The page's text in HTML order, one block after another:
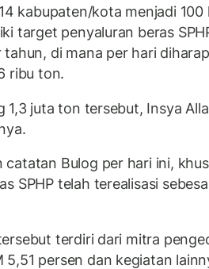
kabupaten/kota menjadi
target penyaluran beras
tahun, di mana per hari
ribu ton.
1,3 juta ton tersebut, Insya
catatan Bulog per hari ini,
SPHP telah terealisasi
terdiri dari mitra
5,51 persen dan kegiatan